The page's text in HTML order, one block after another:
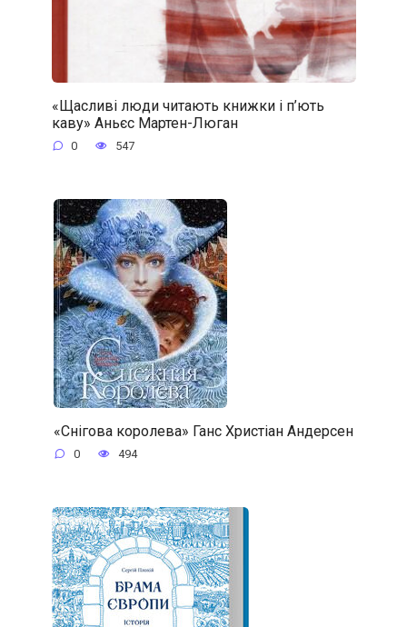
«Щасливі люди читають книжки і п’ють
каву» Аньєс Мартен-Люган
0 547
«Снігова королева» Ганс Христіан Андерсен
0 494